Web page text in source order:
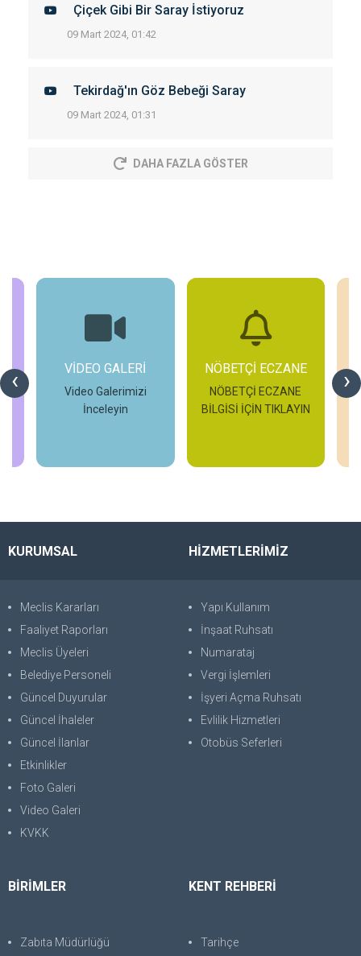
Çiçek Gibi Bir Saray İstiyoruz
09 Mart 2024, 01:42
Tekirdağ'ın Göz Bebeği Saray
09 Mart 2024, 01:31
DAHA FAZLA GÖSTER
‹ ›
NÖBETÇİ ECZANE
NÖBETÇİ ECZANE
BİLGİSİ İÇİN TIKLAYIN
ETKİNLİKLER
Güncel Etkinliklerimiz
Hakkında Bilgi Sahibi
KURUMSAL
Meclis Kararları
Faaliyet Raporları
Meclis Üyeleri
Belediye Personeli
Güncel Duyurular
Güncel İhaleler
Güncel İlanlar
Etkinlikler
Foto Galeri
Video Galeri
KVKK
HİZMETLERİMİZ
Yapı Kullanım
İnşaat Ruhsatı
Numarataj
Vergi İşlemleri
İşyeri Açma Ruhsatı
Evlilik Hizmetleri
Otobüs Seferleri
BİRİMLER
Zabıta Müdürlüğü
KENT REHBERİ
Tarihçe